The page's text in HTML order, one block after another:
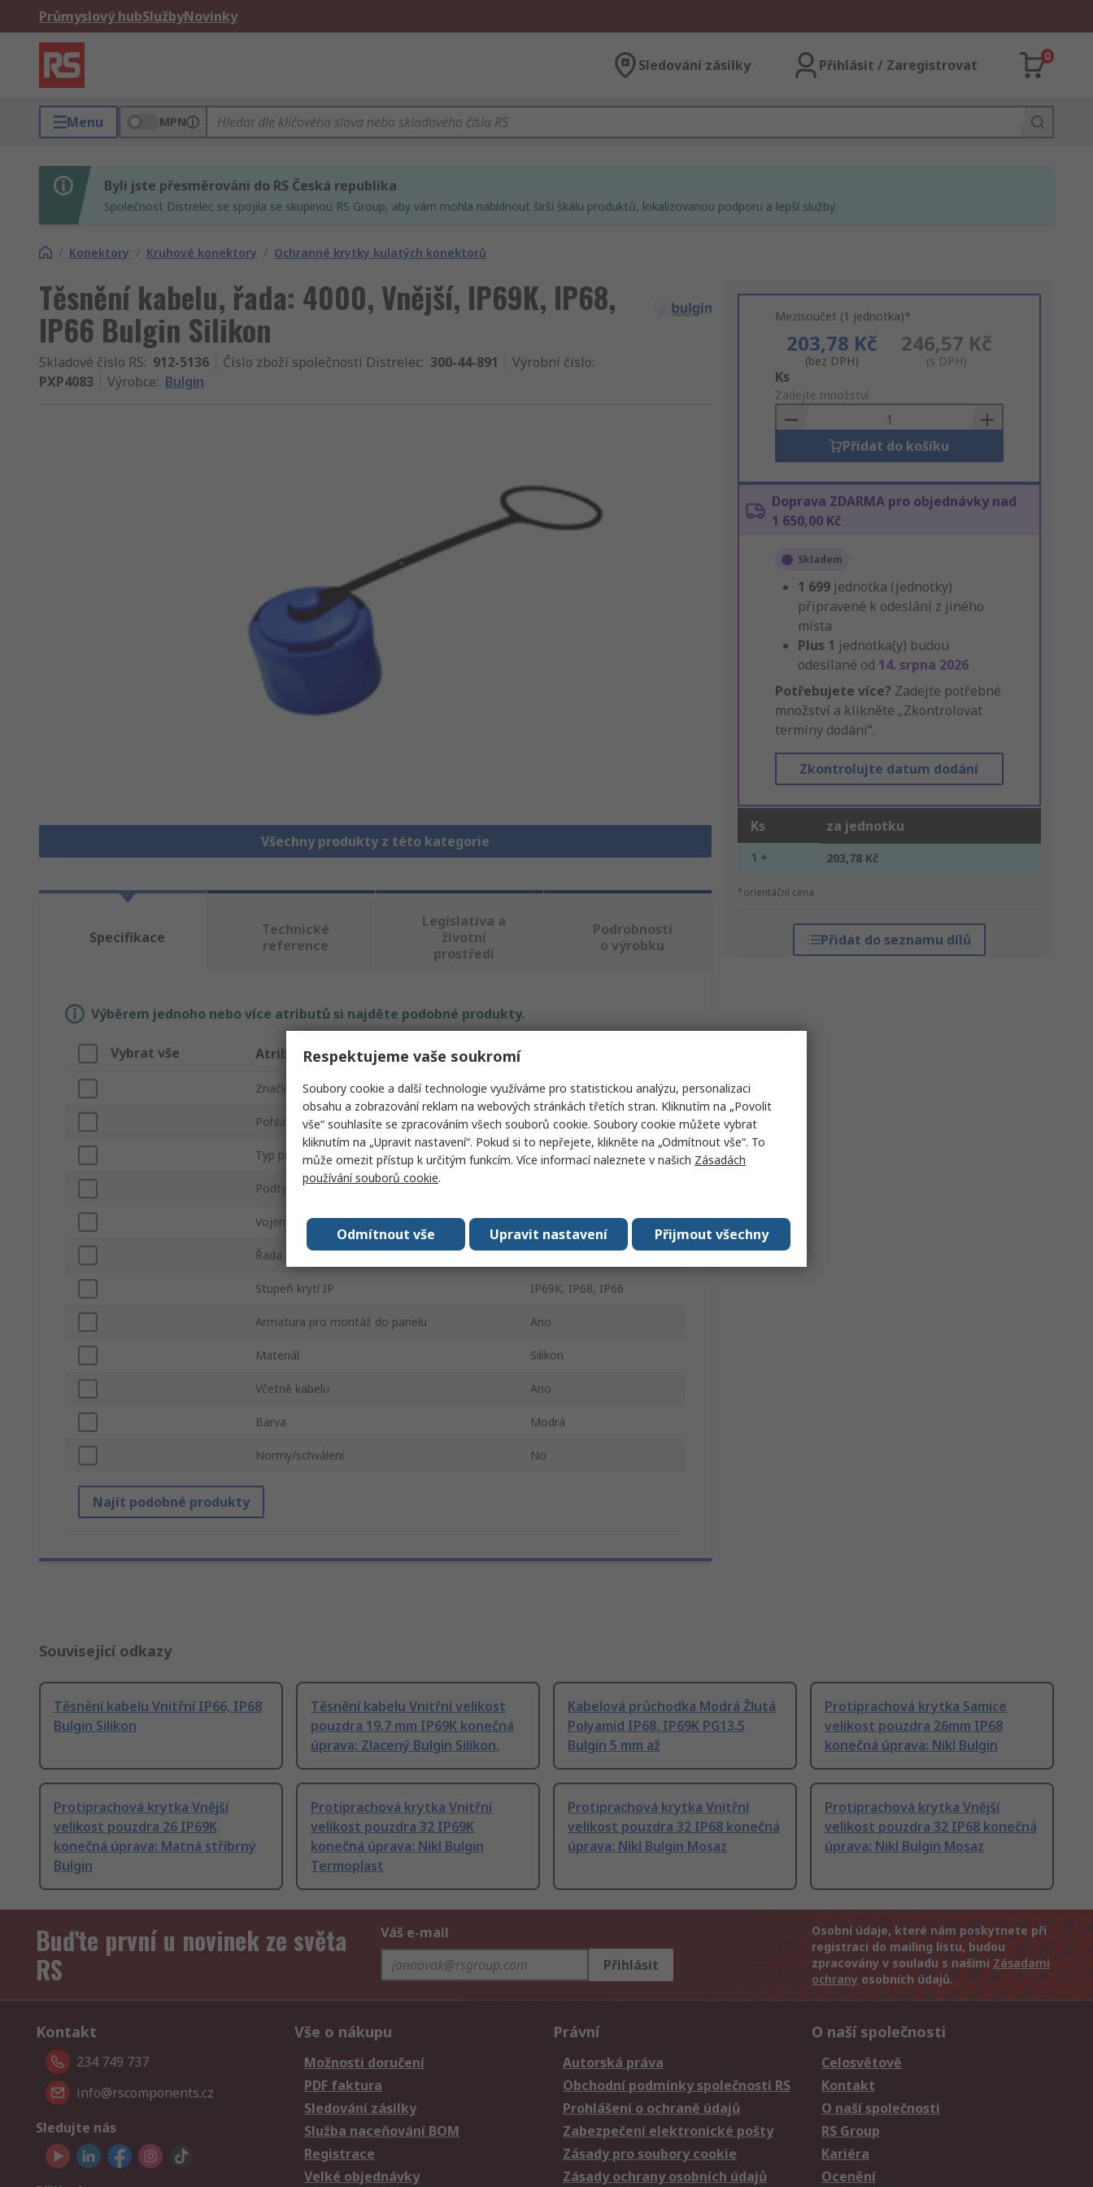
Průmyslový hubSlužbyNovinky
Sledování zásilky Přihlásit / Zaregistrovat
0
Menu MPN
Byli jste přesměrováni do RS Česká republika
Společnost Distrelec se spojila se skupinou RS Group, aby vám mohla nabídnout širší škálu produktů, lokalizovanou podporu a lepší služby.
/ Konektory / Kruhové konektory / Ochranné krytky kulatých konektorů
Těsnění kabelu, řada: 4000, Vnější, IP69K, IP68,
IP66 Bulgin Silikon
Skladové číslo RS: 912-5136 Číslo zboží společnosti Distrelec: 300-44-891 Výrobní číslo:
PXP4083
Výrobce: Bulgin
Všechny produkty z této kategorie
Mezisoučet (1 jednotka)*
203,78 Kč
(bez DPH)
246,57 Kč
(s DPH)
Add
to
Basket
Ks
Zadejte množství
Přidat do košíku
Doprava ZDARMA pro objednávky nad
1 650,00 Kč
Skladem
1 699 jednotka (jednotky)
připravené k odeslání z jiného
místa
Plus 1 jednotka(y) budou
odesílané od 14. srpna 2026
Potřebujete více? Zadejte potřebné
množství a klikněte „Zkontrolovat
termíny dodání“.
Zkontrolujte datum dodání
Ks za jednotku
1 + 203,78 Kč
*orientační cena
Přidat do seznamu dílů
Specifikace
Technické
reference
Legislativa a
životní
prostředí
Podrobnosti
o výrobku
Výběrem jednoho nebo více atributů si najděte podobné produkty.
Vybrat vše Atribut
Značka Bulgin
Pohlaví Vnější
Typ produktu Těsnění kabelu
Podtyp
Vojenská norma Ne
Řada 4000
Stupeň krytí IP IP69K, IP68, IP66
Armatura pro montáž do panelu Ano
Materiál Silikon
Včetně kabelu Ano
Barva Modrá
Normy/schválení No
Najít podobné produkty
Související odkazy
Těsnění kabelu Vnitřní IP66, IP68
Bulgin Silikon
Těsnění kabelu Vnitřní velikost
pouzdra 19.7 mm IP69K konečná
úprava: Zlacený Bulgin Silikon,
Kabelová průchodka Modrá Žlutá
Polyamid IP68, IP69K PG13.5
Bulgin 5 mm až
Protiprachová krytka Samice
velikost pouzdra 26mm IP68
konečná úprava: Nikl Bulgin
Protiprachová krytka Vnější
velikost pouzdra 26 IP69K
konečná úprava: Matná stříbrný
Bulgin
Protiprachová krytka Vnitřní
velikost pouzdra 32 IP69K
konečná úprava: Nikl Bulgin
Termoplast
Protiprachová krytka Vnitřní
velikost pouzdra 32 IP68 konečná
úprava: Nikl Bulgin Mosaz
Protiprachová krytka Vnější
velikost pouzdra 32 IP68 konečná
úprava: Nikl Bulgin Mosaz
Buďte první u novinek ze světa
RS
Váš e-mail
Přihlásit
Osobní údaje, které nám poskytnete při
registraci do mailing listu, budou
zpracovány v souladu s našimi Zásadami
ochrany osobních údajů.
Kontakt
234 749 737
info@rscomponents.cz
Sledujte nás
Vše o nákupu
Možnosti doručení
PDF faktura
Sledování zásilky
Služba naceňování BOM
Registrace
Velké objednávky
Právní
Autorská práva
Obchodní podmínky společnosti RS
Prohlášení o ochraně údajů
Zabezpečení elektronické pošty
Zásady pro soubory cookie
Zásady ochrany osobních údajů
O naší společnosti
Celosvětově
Kontakt
O naší společnosti
RS Group
Kariéra
Ocenění
Respektujeme vaše soukromí
Soubory cookie a další technologie využíváme pro statistickou analýzu, personalizaci
obsahu a zobrazování reklam na webových stránkách třetích stran. Kliknutím na „Povolit
vše“ souhlasíte se zpracováním všech souborů cookie. Soubory cookie můžete vybrat
kliknutím na „Upravit nastavení“. Pokud si to nepřejete, klikněte na „Odmítnout vše“. To
může omezit přístup k určitým funkcím. Více informací naleznete v našich Zásadách
používání souborů cookie.
Přijmout všechny
Upravit nastavení
Odmítnout vše